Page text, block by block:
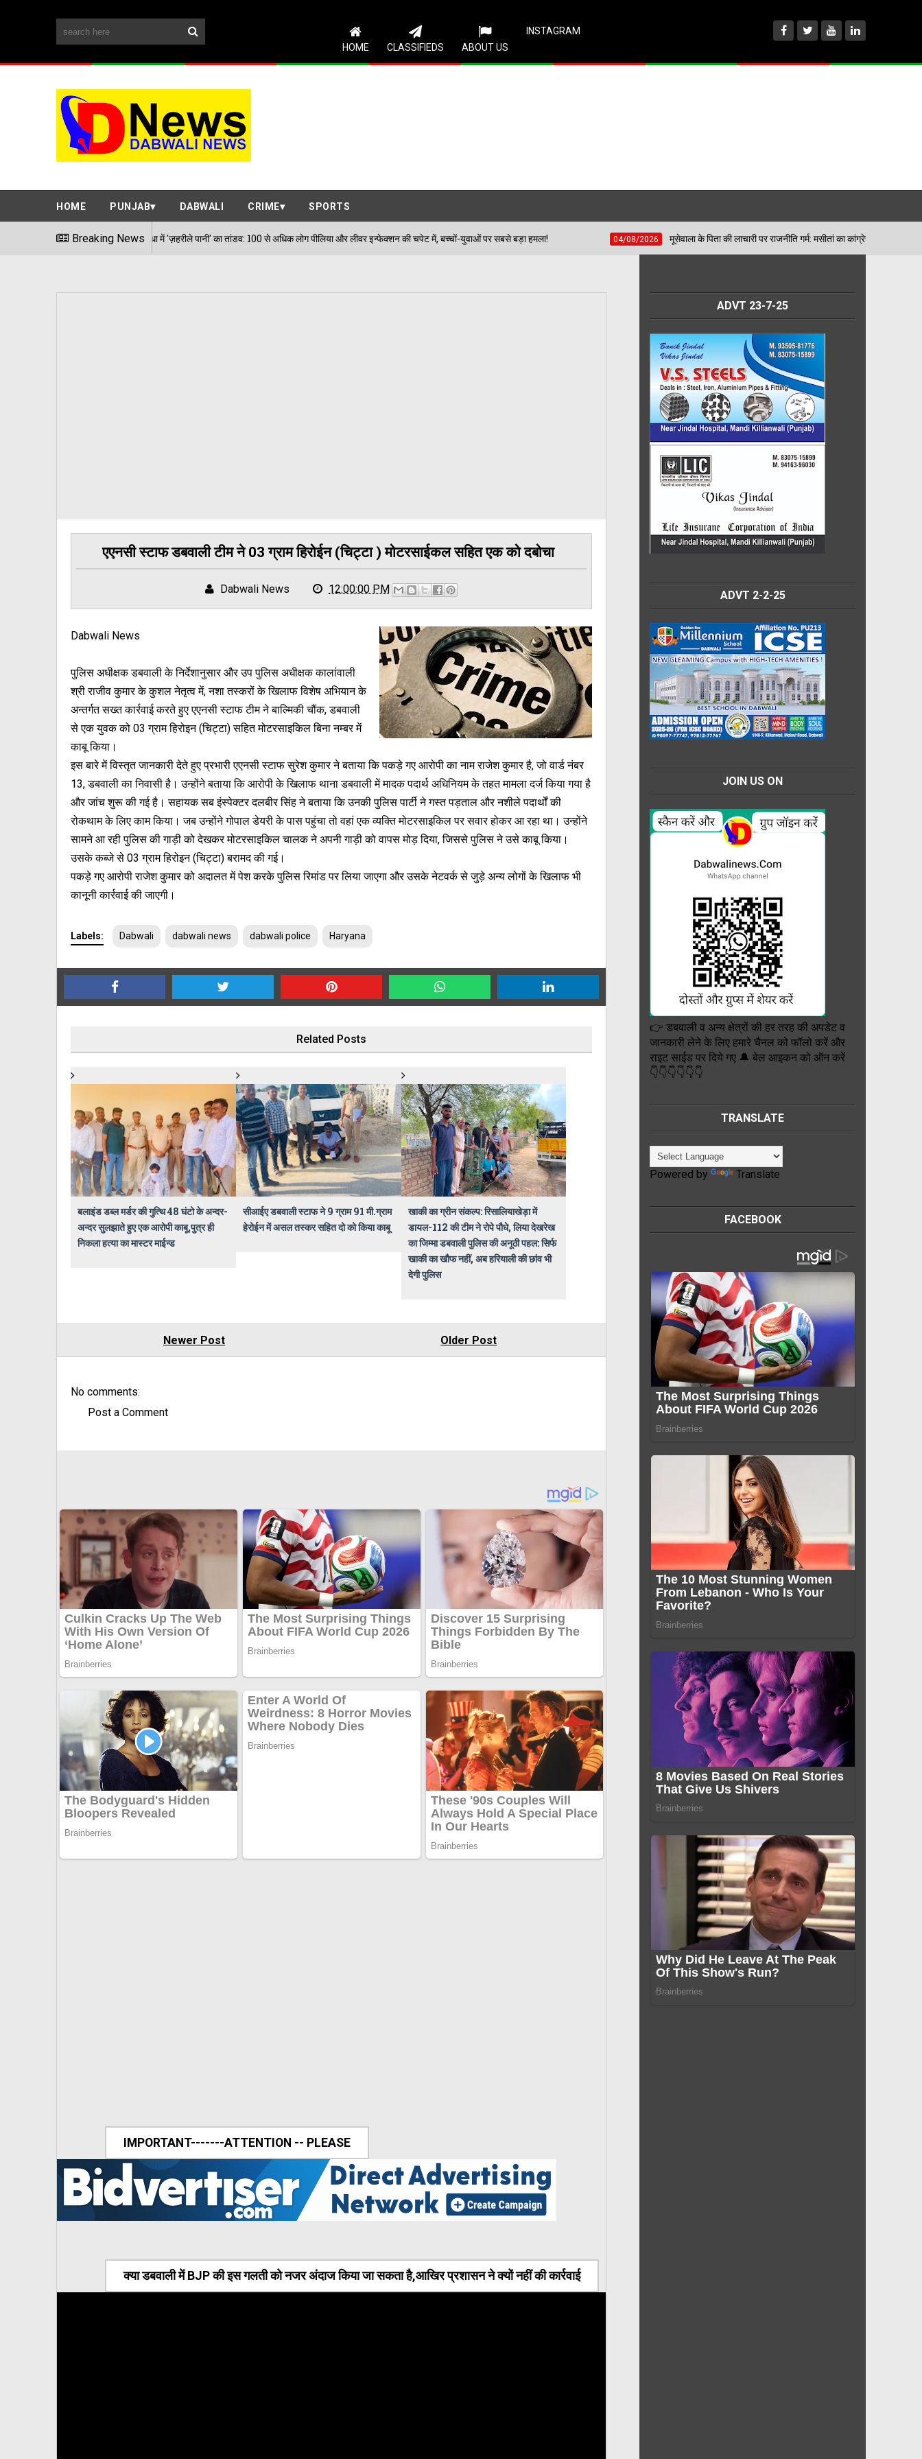
HOME CLASSIFIEDS ABOUT US
INSTAGRAM
HOME PUNJAB DABWALI CRIME SPORTS
Breaking News
डबवाली के देसूजोधा में 'ज़हरीले पानी' का तांडव: 100 से अधिक लोग पीलिया और लीवर इन्फेक्शन की चपेट में, बच्चों-युवाओं पर सबसे बड़ा हमला! 04/08/2026 मूसेवाला के पिता की लाचारी पर राजनीति गर्म: मसीतां का कांग्रेस पर सीधा वार— कहा- 'सिखों के प्रति
एएनसी स्टाफ डबवाली टीम ने 03 ग्राम हिरोईन (चिट्टा ) मोटरसाईकल सहित एक को दबोचा
Dabwali News 12:00:00 PM
Dabwali News
पुलिस अधीक्षक डबवाली के निर्देशानुसार और उप पुलिस अधीक्षक कालांवाली
श्री राजीव कुमार के कुशल नेतृत्व में, नशा तस्करों के खिलाफ विशेष अभियान के
अन्तर्गत सख्त कार्रवाई करते हुए एएनसी स्टाफ टीम ने बाल्मिकी चौंक, डबवाली
से एक युवक को 03 ग्राम हिरोइन (चिट्टा) सहित मोटरसाइकिल बिना नम्बर में
काबू किया।
इस बारे में विस्तृत जानकारी देते हुए प्रभारी एएनसी स्टाफ सुरेश कुमार ने बताया कि पकड़े गए आरोपी का नाम राजेश कुमार है, जो वार्ड नंबर
13, डबवाली का निवासी है। उन्होंने बताया कि आरोपी के खिलाफ थाना डबवाली में मादक पदार्थ अधिनियम के तहत मामला दर्ज किया गया है
और जांच शुरू की गई है। सहायक सब इंस्पेक्टर दलबीर सिंह ने बताया कि उनकी पुलिस पार्टी ने गस्त पड़ताल और नशीले पदार्थों की
रोकथाम के लिए काम किया। जब उन्होंने गोपाल डेयरी के पास पहुंचा तो वहां एक व्यक्ति मोटरसाइकिल पर सवार होकर आ रहा था। उन्होंने
सामने आ रही पुलिस की गाड़ी को देखकर मोटरसाइकिल चालक ने अपनी गाड़ी को वापस मोड़ दिया, जिससे पुलिस ने उसे काबू किया।
उसके कब्जे से 03 ग्राम हिरोइन (चिट्टा) बरामद की गई।
पकड़े गए आरोपी राजेश कुमार को अदालत में पेश करके पुलिस रिमांड पर लिया जाएगा और उसके नेटवर्क से जुड़े अन्य लोगों के खिलाफ भी
कानूनी कार्रवाई की जाएगी।
Labels: Dabwali dabwali news dabwali police Haryana
Related Posts
बलाइंड डब्ल मर्डर की गुत्थि 48 घंटो के अन्दर-
अन्दर सुलझाते हुए एक आरोपी काबू,पुत्र ही
निकला हत्या का मास्टर माईन्ड
सीआईए डबवाली स्टाफ ने 9 ग्राम 91 मी.ग्राम
हेरोईन में असल तस्कर सहित दो को किया काबू
खाकी का ग्रीन संकल्प: रिसालियाखेड़ा में
डायल-112 की टीम ने रोपे पौधे, लिया देखरेख
का जिम्मा डबवाली पुलिस की अनूठी पहल: सिर्फ
खाकी का खौफ नहीं, अब हरियाली की छांव भी
देगी पुलिस
Newer Post Older Post
No comments:
Post a Comment
IMPORTANT-------ATTENTION -- PLEASE
क्या डबवाली में BJP की इस गलती को नजर अंदाज किया जा सकता है,आखिर प्रशासन ने क्यों नहीं की कार्रवाई
ADVT 23-7-25
ADVT 2-2-25
JOIN US ON
👉 डबवाली व अन्य क्षेत्रों की हर तरह की अपडेट व
जानकारी लेने के लिए हमारे चैनल को फॉलो करें और
राइट साईड पर दिये गए 🔔 बेल आइकन को ऑन करें
👇👇👇👇👇👇
TRANSLATE
Powered by Translate
FACEBOOK